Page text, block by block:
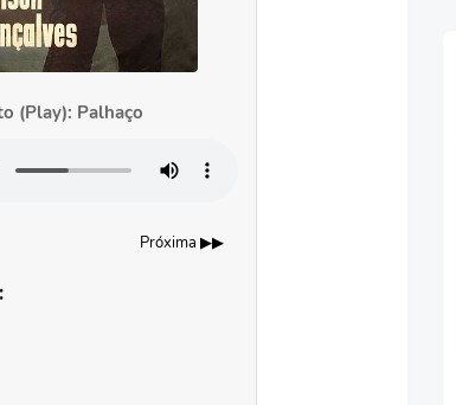
(Play): Palhaço
Próxima ▶▶